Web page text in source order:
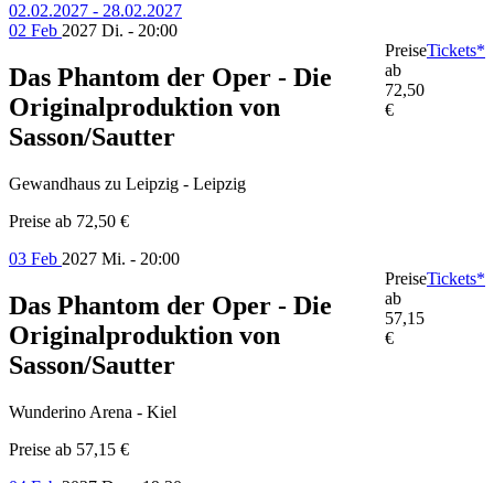
02.02.2027 - 28.02.2027
02 Feb 2027 Di. - 20:00
Das Phantom der Oper - Die
Originalproduktion von
Sasson/Sautter
Gewandhaus zu Leipzig - Leipzig
Preise ab 72,50 €
Preise
ab
72,50
€
Tickets*
03 Feb 2027 Mi. - 20:00
Das Phantom der Oper - Die
Originalproduktion von
Sasson/Sautter
Wunderino Arena - Kiel
Preise ab 57,15 €
Preise
ab
57,15
€
Tickets*